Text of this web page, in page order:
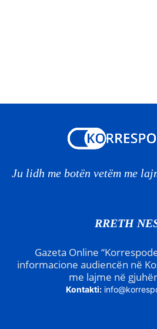
Ju lidh me botën vetëm me
RRETH
Gazeta Online
informacione audiencën në
me lajme në
Kontakti: